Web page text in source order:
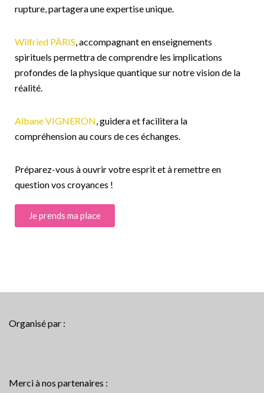
rupture, partagera une expertise unique.
Wilfried PÂRIS, accompagnant en enseignements
spirituels permettra de comprendre les implications
profondes de la physique quantique sur notre vision de la
réalité.
Albane VIGNERON, guidera et facilitera la
compréhension au cours de ces échanges.
Préparez-vous à ouvrir votre esprit et à remettre en
question vos croyances !
Je prends ma place
Organisé par :
Merci à nos partenaires :